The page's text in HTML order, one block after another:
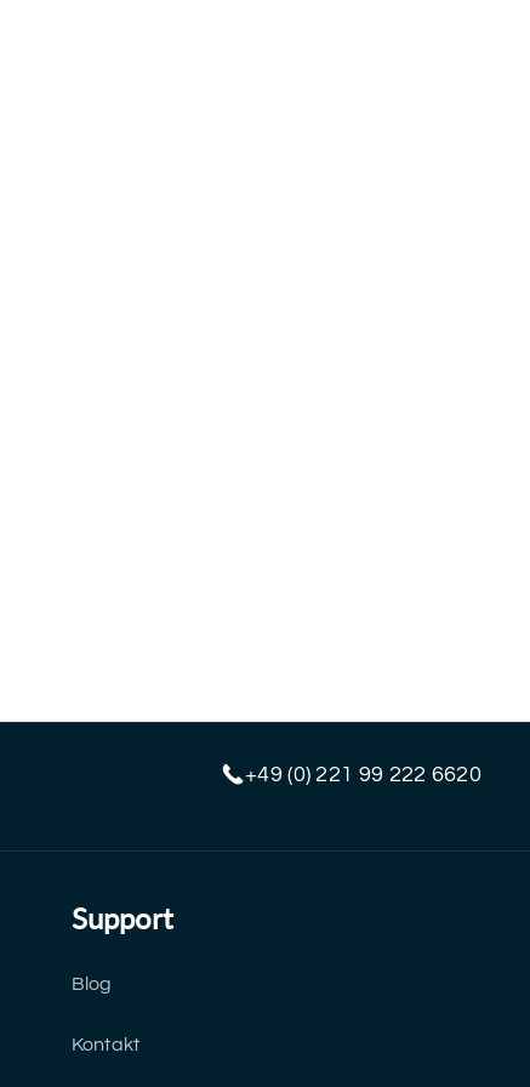
+49 (0) 221 99 222 6620
Support
Blog
Kontakt